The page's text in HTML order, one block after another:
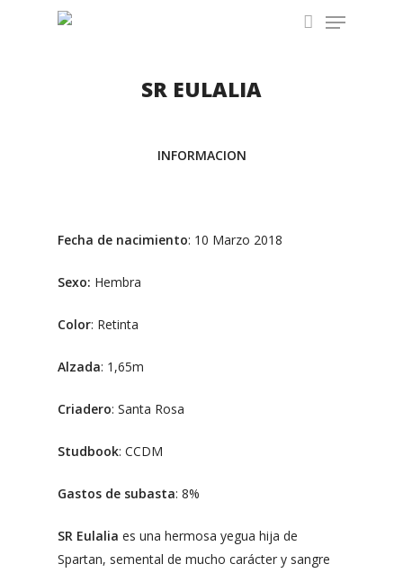
Menu
SR EULALIA
INFORMACION
Fecha de nacimiento: 10 Marzo 2018
Sexo: Hembra
Color: Retinta
Alzada: 1,65m
Criadero: Santa Rosa
Studbook: CCDM
Gastos de subasta: 8%
SR Eulalia es una hermosa yegua hija de
Spartan, semental de mucho carácter y sangre